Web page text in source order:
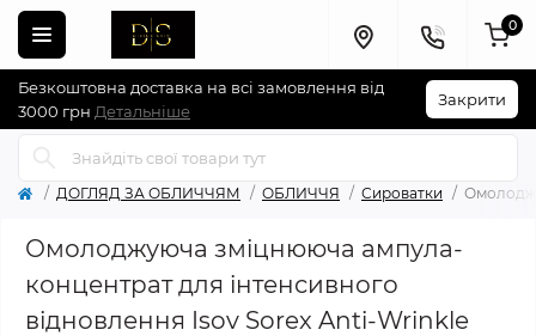
Безкоштовна доставка на всі замовлення від
3000 грн Детальніше
Закрити
0
ДОГЛЯД ЗА ОБЛИЧЧЯМ ОБЛИЧЧЯ Сироватки
Омолоджуюча зміцнююча ампула-
концентрат для інтенсивного
відновлення Isov Sorex Anti-Wrinkle